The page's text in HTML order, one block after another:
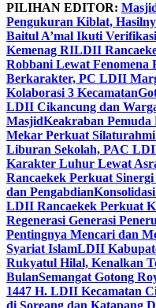
PILIHAN EDITOR:
Pengukuran Kiblat,
Baitul A’mal Ikuti
Kemenag RILDII
Robbani Lewat Fenomena
Berkarakter, PC LDII
Kolaborasi 3 Kecamatan
LDII Cikancung dan
MasjidKeakraban
Mekar Perkuat
Liburan Sekolah, PAC
Karakter Luhur Lewat
Rancaekek Perkuat
dan Pengabdian
LDII Rancaekek Perkuat
Regenerasi Generasi
Pentingnya Mencari dan
Syariat IslamLDII
Rukyatul Hilal, Kenalkan
BulanSemangat Gotong
1447 H. LDII Kecamatan